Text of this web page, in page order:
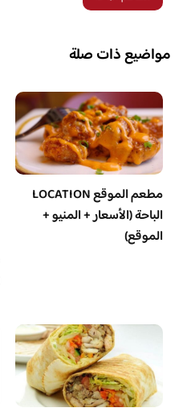
مواضيع ذات صلة
مطعم الموقع LOCATION
الباحة (الأسعار + المنيو +
الموقع)